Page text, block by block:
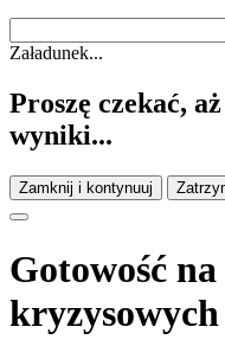
Załadunek...
Proszę czekać,
wyniki...
Zamknij i kontynuuj
Gotowość
kryzysowych